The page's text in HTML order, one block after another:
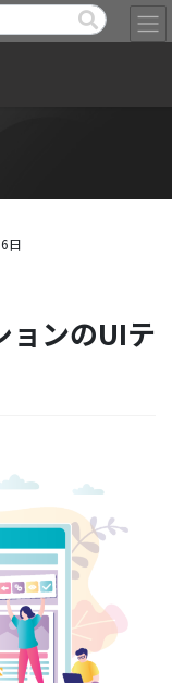
日
ョンのUIテ